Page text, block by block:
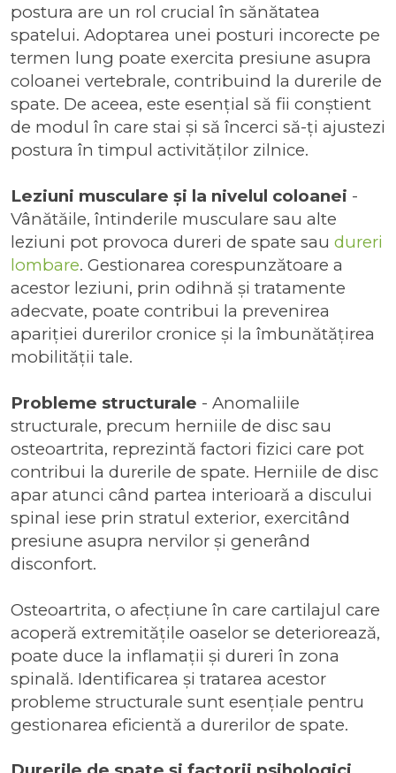
postura are un rol crucial în sănătatea
spatelui. Adoptarea unei posturi incorecte pe
termen lung poate exercita presiune asupra
coloanei vertebrale, contribuind la durerile de
spate. De aceea, este esențial să fii conștient
de modul în care stai și să încerci să-ți ajustezi
postura în timpul activităților zilnice.
Leziuni musculare și la nivelul coloanei -
Vânătăile, întinderile musculare sau alte
leziuni pot provoca dureri de spate sau dureri
lombare. Gestionarea corespunzătoare a
acestor leziuni, prin odihnă și tratamente
adecvate, poate contribui la prevenirea
apariției durerilor cronice și la îmbunătățirea
mobilității tale.
Probleme structurale - Anomaliile
structurale, precum herniile de disc sau
osteoartrita, reprezintă factori fizici care pot
contribui la durerile de spate. Herniile de disc
apar atunci când partea interioară a discului
spinal iese prin stratul exterior, exercitând
presiune asupra nervilor și generând
disconfort.
Osteoartrita, o afecțiune în care cartilajul care
acoperă extremitățile oaselor se deteriorează,
poate duce la inflamații și dureri în zona
spinală. Identificarea și tratarea acestor
probleme structurale sunt esențiale pentru
gestionarea eficientă a durerilor de spate.